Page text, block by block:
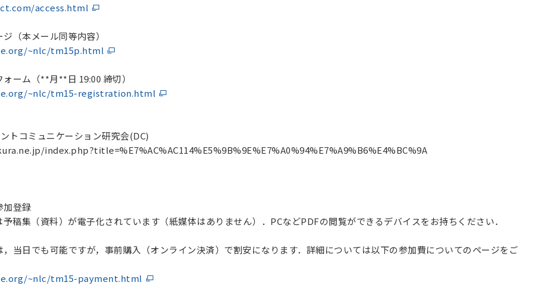
access.html
（本メール同等内容）
~nlc/tm15p.html
ーム（**月**日 19:00 締切）
~nlc/tm15-registration.html
トコミュニケーション研究会(DC)
index.php?title=%E7%AC%AC114%E5%9B%9E%E7%A0%94%E7%A9%B6%E4%BC%9A
登録
稿集（資料）が電子化されています（紙媒体はありません）．PCなどPDFの閲覧ができるデバイスをお持ちください．
，当日でも可能ですが，事前購入（オンライン決済）で割安になります．詳細については以下の参加費についてのページをご
~nlc/tm15-payment.html